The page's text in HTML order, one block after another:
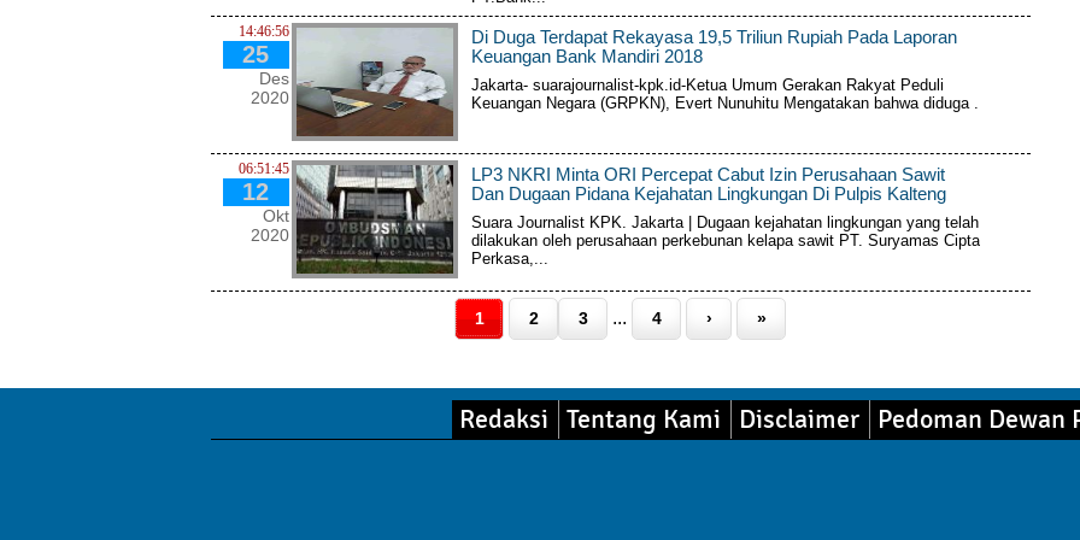
14:46:56
25
Des
2020
Di Duga Terdapat Rekayasa 19,5 Triliun Rupiah Pada Laporan
Keuangan Bank Mandiri 2018
Jakarta- suarajournalist-kpk.id- ​​​​Ketua Umum Gerakan Rakyat Peduli
Keuangan Negara (GRPKN), Evert Nunuhitu Mengatakan bahwa diduga ...
06:51:45
12
Okt
2020
LP3 NKRI Minta ORI Percepat Cabut Izin Perusahaan Sawit
Dan Dugaan Pidana Kejahatan Lingkungan Di Pulpis Kalteng
Suara Journalist KPK. Jakarta | Dugaan kejahatan lingkungan yang telah
dilakukan oleh perusahaan perkebunan kelapa sawit PT. Suryamas Cipta
Perkasa,...
1 2 3 ... 4 › »
Redaksi Tentang Kami Disclaimer Pedoman Dewan